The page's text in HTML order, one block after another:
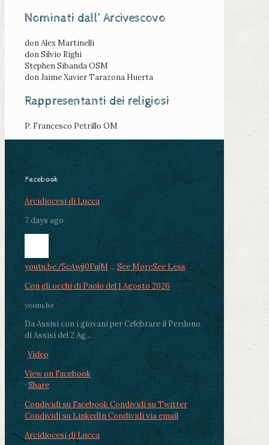
Nominati dall’ Arcivescovo
don Alex Martinelli
don Silvio Righi
Stephen Sibanda OSM
don Jaime Xavier Tarazona Huerta
Rappresentanti dei religiosi
P. Francesco Petrillo OM
Facebook
Arcidiocesi di Lucca
7 days ago
youtu.be/5cAwjj0FujM ... See MoreSee Less
Con gli occhi di Paolo del 1 Agosto 2026
youtu.be
Da Assisi con i giovani per Celebrare il Perdono
di Assisi del 2 Ag...
Video
View on Facebook
· Share
Condividi su FacebookCondividi su Twitter
Condividi su LinkedInCondividi via email
Arcidiocesi di Lucca